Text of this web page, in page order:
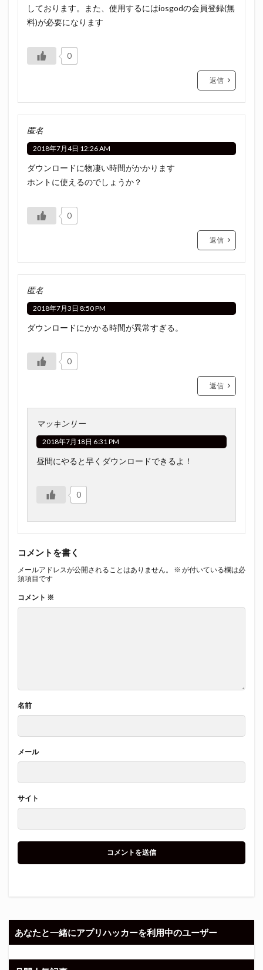
しております。また、使用するにはiosgodの会員登録(無
料)が必要になります
0
返信
匿名
2018年7月4日 12:26 AM
ダウンロードに物凄い時間がかかります
ホントに使えるのでしょうか？
0
返信
匿名
2018年7月3日 8:50 PM
ダウンロードにかかる時間が異常すぎる。
0
返信
マッキンリー
2018年7月18日 6:31 PM
昼間にやると早くダウンロードできるよ！
0
コメントを書く
メールアドレスが公開されることはありません。 ※ が付いている欄は必
須項目です
コメント ※
名前
メール
サイト
あなたと一緒にアプリハッカーを利用中のユーザー